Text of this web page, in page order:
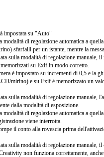
impostata su "Auto"
di regolazione automatica a
sfarfalli per un istante, mentre la
sulla modalità di regolazione manuale,
su Exif in modo corretto.
è impostato su incrementi di 0,5 e la
mirino) e su Exif è memorizzato un
sulla modalità di regolazione manuale,
dalla modalità di esposizione.
di regolazione automatica a
viene interrotta.
il conto alla rovescia prima
sulla modalità di regolazione manuale,
non funziona correttamente,